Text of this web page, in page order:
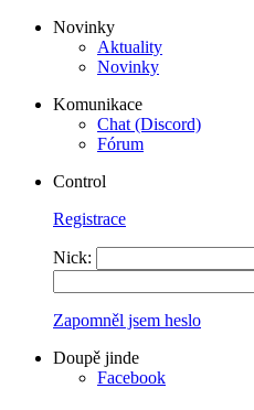
Novinky
Aktuality
Novinky
Komunikace
Chat (Discord)
Fórum
Control
Registrace
Nick:
Zapomněl jsem heslo
Doupě jinde
Facebook